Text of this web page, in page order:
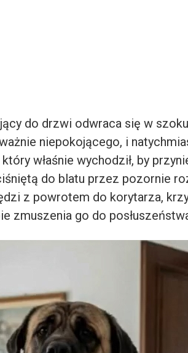
do drzwi odwraca się w
niepokojącego, i
właśnie wychodził, by
do blatu przez pozornie
z powrotem do korytarza,
zmuszenia go do